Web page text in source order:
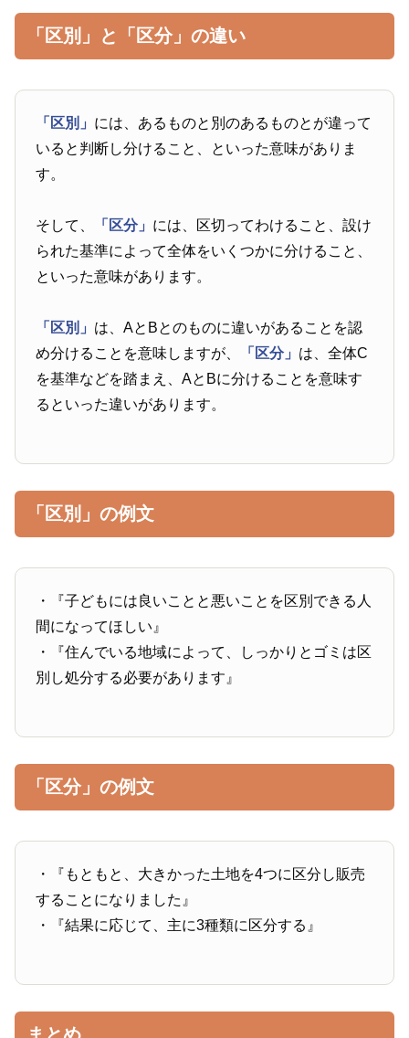
「区別」と「区分」の違い
「区別」 には、あるものと別のあるものとが違って
いると判断し分けること、といった意味がありま
す。
そして、 「区分」 には、区切ってわけること、設け
られた基準によって全体をいくつかに分けること、
といった意味があります。
「区別」 は、AとBとのものに違いがあることを認
め分けることを意味しますが、
「区分」 は、全体C
を基準などを踏まえ、AとBに分けることを意味す
るといった違いがあります。
「区別」の例文
・『子どもには良いことと悪いことを区別できる人
間になってほしい』
・『住んでいる地域によって、しっかりとゴミは区
別し処分する必要があります』
「区分」の例文
・『もともと、大きかった土地を4つに区分し販売
することになりました』
・『結果に応じて、主に3種類に区分する』